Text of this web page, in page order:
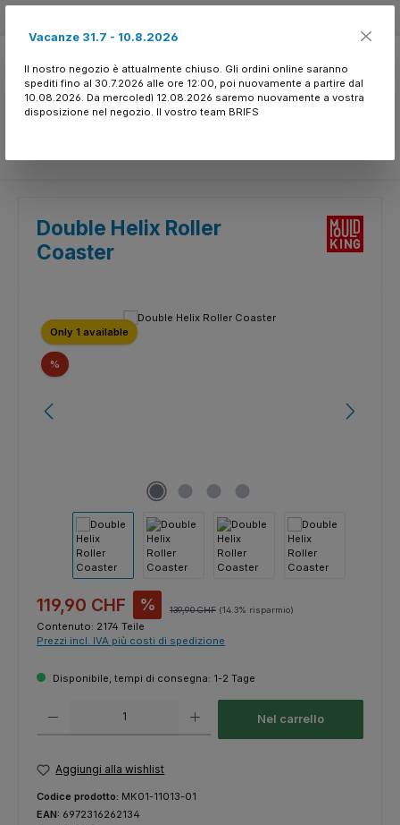
Double Helix Roller
Coaster
Salta la galleria di immagini
Only 1 available
% Sconto
Prezzo di vendita:
119,90 CHF % Prezzo normale:
139,90 CHF (14.3% risparmio)
Contenuto: 2174 Teile
Prezzi incl. IVA più costi di spedizione
Disponibile, tempi di consegna: 1-2 Tage
Nel carrello
Aggiungi alla wishlist
Codice prodotto: MK01-11013-01
EAN: 6972316262134
Vacanze 31.7 - 10.8.2026
Il nostro negozio è attualmente chiuso. Gli ordini online saranno
spediti fino al 30.7.2026 alle ore 12:00, poi nuovamente a partire dal
10.08.2026. Da mercoledì 12.08.2026 saremo nuovamente a vostra
disposizione nel negozio. Il vostro team BRIFS